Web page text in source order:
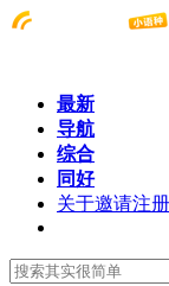
最新
导航
综合
同好
关于邀请注册